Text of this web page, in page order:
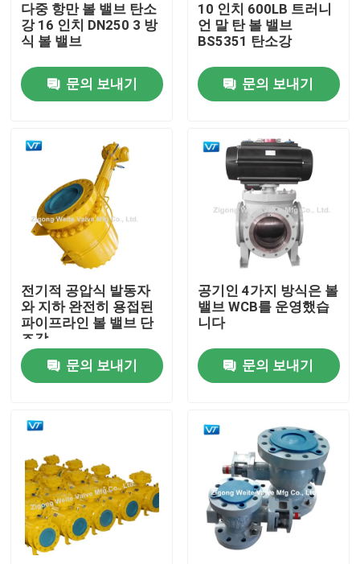
홈
회사 소개
접촉
제품 소개
파이프라인 볼 밸브
천연가스 배관 밸브
기어 조종된 볼 밸브
탄소강 플랜지된 볼 밸브
스테인레스 강 플랜지된 볼 밸브
다중 항만 볼 밸브 탄소
강 16 인치 DN250 3 방
식 볼 밸브
문의 보내기
10 인치 600LB 트러니
언 말 탄 볼 밸브
BS5351 탄소강
문의 보내기
전기적 공압식 발동자
와 지하 완전히 용접된
파이프라인 볼 밸브 단
조강
문의 보내기
공기인 4가지 방식은 볼
밸브 WCB를 운영했습
니다
문의 보내기